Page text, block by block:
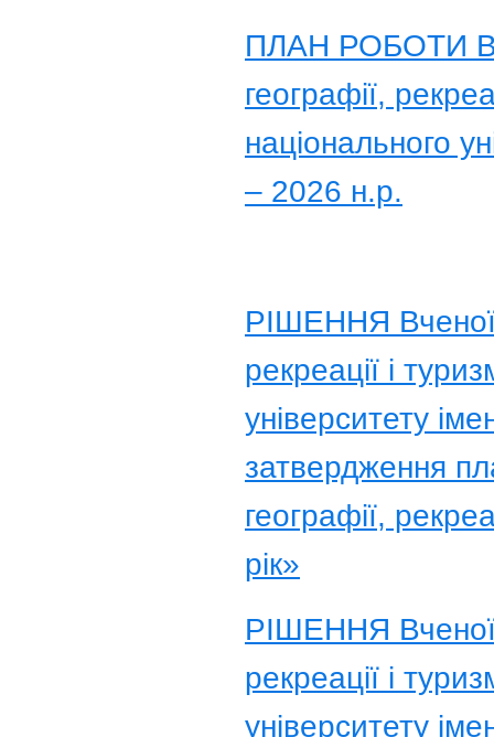
ПЛАН РОБОТИ
географії,
національного
– 2026 н.р.
РІШЕННЯ Вченої
рекреації і
університету
затвердження
географії,
рік»
РІШЕННЯ Вченої
рекреації і
університету